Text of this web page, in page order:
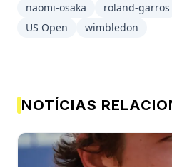
naomi-osaka
roland-garros
US Open
wimbledon
NOTÍCIAS